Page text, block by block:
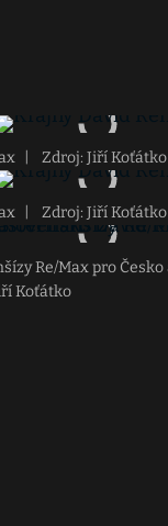
Zdroj: Jiří Koťátko
Zdroj: Jiří Koťátko
Re/Max pro Česko
Koťátko